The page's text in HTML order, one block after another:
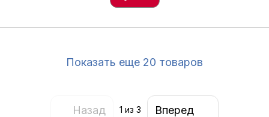
Показать еще 20 товаров
Назад 1 из 3 Вперед